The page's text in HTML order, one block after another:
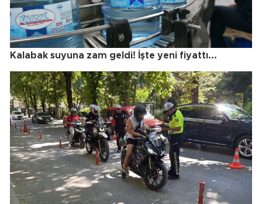
Kalabak suyuna zam geldi! İşte yeni fiyattı...